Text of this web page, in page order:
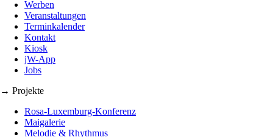
Werben
Veranstaltungen
Terminkalender
Kontakt
Kiosk
jW-App
Jobs
→ Projekte
Rosa-Luxemburg-Konferenz
Maigalerie
Melodie & Rhythmus